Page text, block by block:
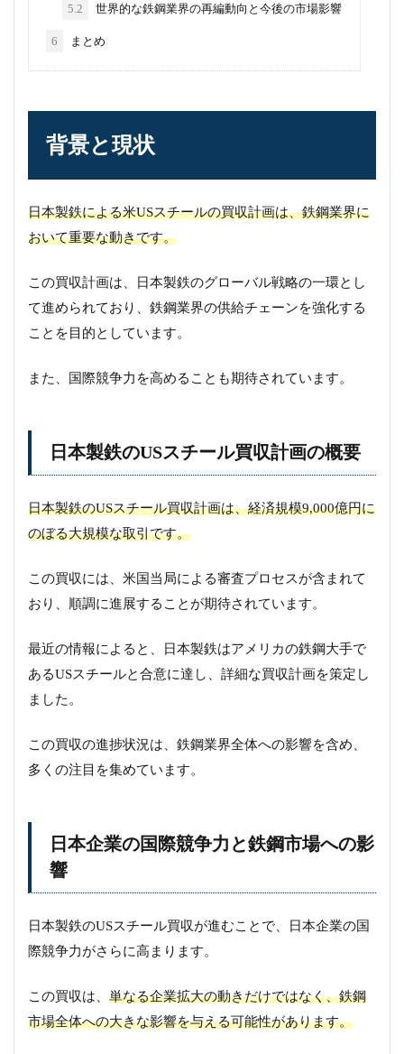
5.2 世界的な鉄鋼業界の再編動向と今後の市場影響
6 まとめ
背景と現状
日本製鉄による米USスチールの買収計画は、鉄鋼業界に
おいて重要な動きです。
この買収計画は、日本製鉄のグローバル戦略の一環とし
て進められており、鉄鋼業界の供給チェーンを強化する
ことを目的としています。
また、国際競争力を高めることも期待されています。
日本製鉄のUSスチール買収計画の概要
日本製鉄のUSスチール買収計画は、経済規模9,000億円に
のぼる大規模な取引です。
この買収には、米国当局による審査プロセスが含まれて
おり、順調に進展することが期待されています。
最近の情報によると、日本製鉄はアメリカの鉄鋼大手で
あるUSスチールと合意に達し、詳細な買収計画を策定し
ました。
この買収の進捗状況は、鉄鋼業界全体への影響を含め、
多くの注目を集めています。
日本企業の国際競争力と鉄鋼市場への影
響
日本製鉄のUSスチール買収が進むことで、日本企業の国
際競争力がさらに高まります。
この買収は、 単なる企業拡大の動きだけではなく、鉄鋼
市場全体への大きな影響を与える可能性があります。